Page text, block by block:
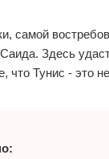
самой
Здесь
что Тунис - это